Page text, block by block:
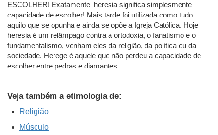
ESCOLHER! Exatamente, heresia significa simplesmente
capacidade de escolher! Mais tarde foi utilizada como tudo
aquilo que se opunha e ainda se opõe a Igreja Católica. Hoje
heresia é um relâmpago contra a ortodoxia, o fanatismo e o
fundamentalismo, venham eles da religião, da política ou da
sociedade. Herege é aquele que não perdeu a capacidade de
escolher entre pedras e diamantes.
Veja também a etimologia de:
Religião
Músculo